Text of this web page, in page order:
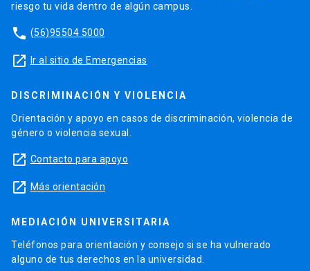
riesgo tu vida dentro de algún campus.
phone (56)95504 5000
launch Ir al sitio de Emergencias
DISCRIMINACIÓN Y VIOLENCIA
Orientación y apoyo en casos de discriminación, violencia de
género o violencia sexual.
launch Contacto para apoyo
launch Más orientación
MEDIACIÓN UNIVERSITARIA
Teléfonos para orientación y consejo si se ha vulnerado
alguno de tus derechos en la universidad.